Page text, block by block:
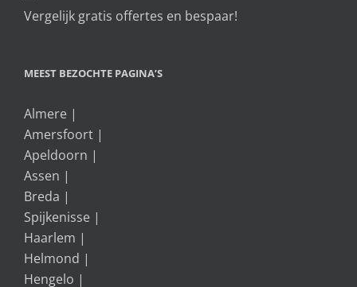
Vergelijk gratis offertes en bespaar!
MEEST BEZOCHTE PAGINA’S
Almere |
Amersfoort |
Apeldoorn |
Assen |
Breda |
Spijkenisse |
Haarlem |
Helmond |
Hengelo |